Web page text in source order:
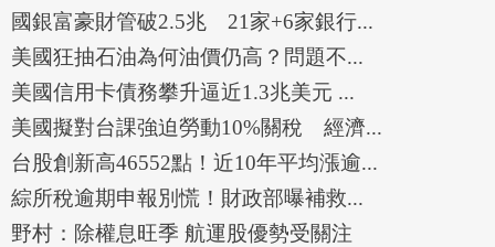
國銀富豪財管破2.5兆 21家+6家銀行...
美國狂抽石油為何油價仍高？問題不...
美國信用卡債務攀升逼近1.3兆美元 ...
美國擬對台課強迫勞動10%關稅 經濟...
台股創新高46552點！近10年平均漲逾...
綜所稅逾期申報別慌！財政部曝補救...
野村：除權息旺季 航運股優勢受關注